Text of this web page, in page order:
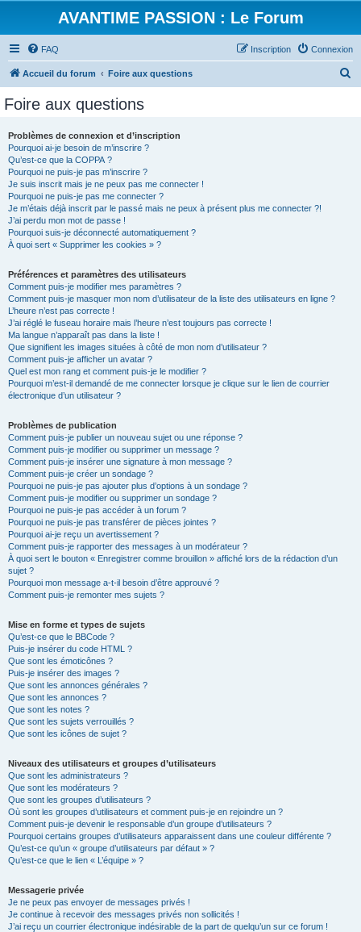
AVANTIME PASSION : Le Forum
FAQ Connexion
Inscription
Accueil du forum Foire aux questions
Foire aux questions
Problèmes de connexion et d’inscription
Pourquoi ai-je besoin de m’inscrire ?
Qu’est-ce que la COPPA ?
Pourquoi ne puis-je pas m’inscrire ?
Je suis inscrit mais je ne peux pas me connecter !
Pourquoi ne puis-je pas me connecter ?
Je m’étais déjà inscrit par le passé mais ne peux à présent plus me connecter ?!
J’ai perdu mon mot de passe !
Pourquoi suis-je déconnecté automatiquement ?
À quoi sert « Supprimer les cookies » ?
Préférences et paramètres des utilisateurs
Comment puis-je modifier mes paramètres ?
Comment puis-je masquer mon nom d’utilisateur de la liste des utilisateurs en ligne ?
L’heure n’est pas correcte !
J’ai réglé le fuseau horaire mais l’heure n’est toujours pas correcte !
Ma langue n’apparaît pas dans la liste !
Que signifient les images situées à côté de mon nom d’utilisateur ?
Comment puis-je afficher un avatar ?
Quel est mon rang et comment puis-je le modifier ?
Pourquoi m’est-il demandé de me connecter lorsque je clique sur le lien de courrier
électronique d’un utilisateur ?
Problèmes de publication
Comment puis-je publier un nouveau sujet ou une réponse ?
Comment puis-je modifier ou supprimer un message ?
Comment puis-je insérer une signature à mon message ?
Comment puis-je créer un sondage ?
Pourquoi ne puis-je pas ajouter plus d’options à un sondage ?
Comment puis-je modifier ou supprimer un sondage ?
Pourquoi ne puis-je pas accéder à un forum ?
Pourquoi ne puis-je pas transférer de pièces jointes ?
Pourquoi ai-je reçu un avertissement ?
Comment puis-je rapporter des messages à un modérateur ?
À quoi sert le bouton « Enregistrer comme brouillon » affiché lors de la rédaction d’un
sujet ?
Pourquoi mon message a-t-il besoin d’être approuvé ?
Comment puis-je remonter mes sujets ?
Mise en forme et types de sujets
Qu’est-ce que le BBCode ?
Puis-je insérer du code HTML ?
Que sont les émoticônes ?
Puis-je insérer des images ?
Que sont les annonces générales ?
Que sont les annonces ?
Que sont les notes ?
Que sont les sujets verrouillés ?
Que sont les icônes de sujet ?
Niveaux des utilisateurs et groupes d’utilisateurs
Que sont les administrateurs ?
Que sont les modérateurs ?
Que sont les groupes d’utilisateurs ?
Où sont les groupes d’utilisateurs et comment puis-je en rejoindre un ?
Comment puis-je devenir le responsable d’un groupe d’utilisateurs ?
Pourquoi certains groupes d’utilisateurs apparaissent dans une couleur différente ?
Qu’est-ce qu’un « groupe d’utilisateurs par défaut » ?
Qu’est-ce que le lien « L’équipe » ?
Messagerie privée
Je ne peux pas envoyer de messages privés !
Je continue à recevoir des messages privés non sollicités !
J’ai reçu un courrier électronique indésirable de la part de quelqu’un sur ce forum !